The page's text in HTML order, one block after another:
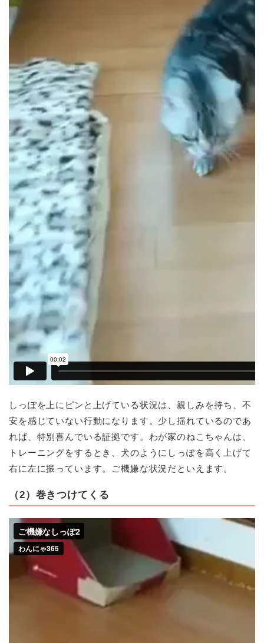
しっぽを上にピンと上げている状況は、親しみを持ち、不
安を感じていない行動になります。少し揺れているのであ
れば、特別喜んでいる証拠です。わが家のねこちゃんは、
トレーニングをするとき、犬のようにしっぽを高く上げて
右に左に振っています。ご機嫌な状況だといえます。
（2）巻きつけてくる